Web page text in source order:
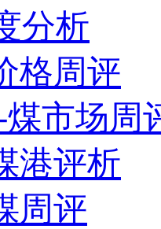
分析
格周评
市场周
港评析
周评